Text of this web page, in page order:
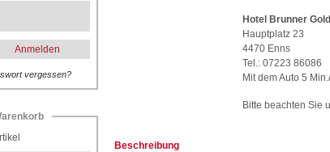
Anmelden
vergessen?
Hotel Brunner
Hauptplatz 23
4470 Enns
Tel.: 07223 86086
Mit dem Auto 5
Bitte beachten Sie
Beschreibung